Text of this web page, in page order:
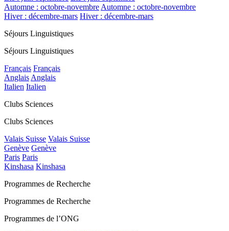
Automne : octobre-novembreAutomne : octobre-novembre
Hiver : décembre-mars Hiver : décembre-mars
Séjours Linguistiques
Séjours Linguistiques
Français Français
AnglaisAnglais
Italien Italien
Clubs Sciences
Clubs Sciences
Valais Suisse Valais Suisse
Genève Genève
Paris Paris
Kinshasa Kinshasa
Programmes de Recherche
Programmes de Recherche
Programmes de l’ONG